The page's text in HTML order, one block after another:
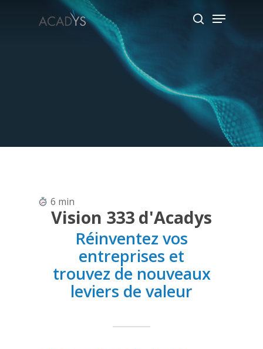
search
Menu
6 min
Vision 333 d'Acadys
Réinventez vos
entreprises et
trouvez de nouveaux
leviers de valeur